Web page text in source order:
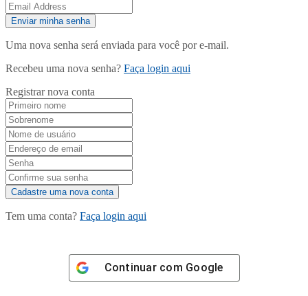
Uma nova senha será enviada para você por e-mail.
Recebeu uma nova senha? Faça login aqui
Registrar nova conta
Tem uma conta? Faça login aqui
Continuar com Google